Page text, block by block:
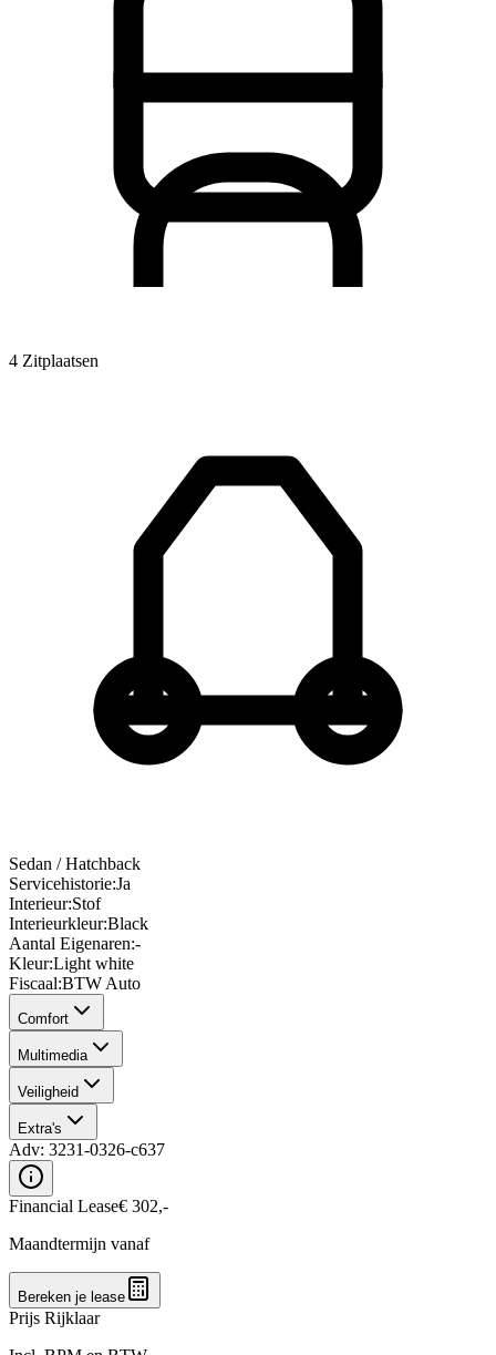
4 Zitplaatsen
Sedan / Hatchback
Servicehistorie:Ja
Interieur:Stof
Interieurkleur:Black
Aantal Eigenaren:-
Kleur:Light white
Fiscaal:BTW Auto
Comfort
Multimedia
Veiligheid
Extra's
Adv: 3231-0326-c637
Financial Lease€ 302,-
Maandtermijn vanaf
Bereken je lease
Prijs Rijklaar